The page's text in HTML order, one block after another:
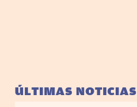
ÚLTIMAS NOTICIAS